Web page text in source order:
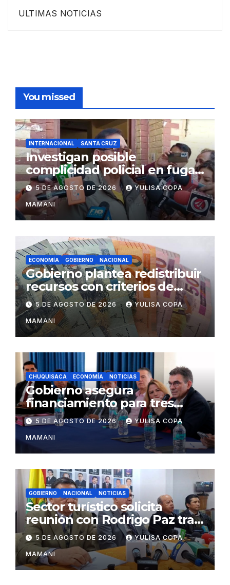
ULTIMAS NOTICIAS
You missed
INTERNACIONAL SANTA CRUZ
Investigan posible
complicidad policial en fuga
de dos reos brasileños de
Palmasola
5 DE AGOSTO DE 2026 YULISA COPA
MAMANI
ECONOMÍA GOBIERNO NACIONAL
Gobierno plantea redistribuir
recursos con criterios de
eficiencia y esfuerzo fiscal
5 DE AGOSTO DE 2026 YULISA COPA
MAMANI
CHUQUISACA ECONOMÍA NOTICIAS
Gobierno asegura
financiamiento para tres
proyectos estratégicos de
Chuquisaca
5 DE AGOSTO DE 2026 YULISA COPA
MAMANI
GOBIERNO NACIONAL NOTICIAS
Sector turístico solicita
reunión con Rodrigo Paz tras
cambios en la administración
del turismo
5 DE AGOSTO DE 2026 YULISA COPA
MAMANI